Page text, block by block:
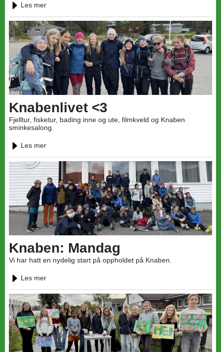
Les mer
Knabenlivet <3
Fjelltur, fisketur, bading inne og ute, filmkveld og Knaben
sminkesalong.
Les mer
Knaben: Mandag
Vi har hatt en nydelig start på oppholdet på Knaben.
Les mer